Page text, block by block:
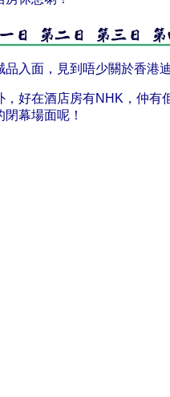
品入面，見到唔少關於香港
，好在酒店房有NHK，仲有
閉幕場面呢！